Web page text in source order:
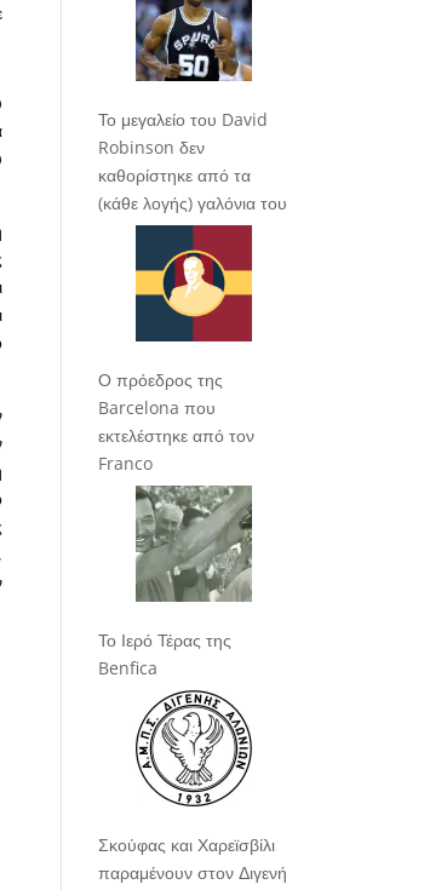
Το μεγαλείο του David
Robinson δεν
καθορίστηκε από τα
(κάθε λογής) γαλόνια του
Ο πρόεδρος της
Barcelona που
εκτελέστηκε από τον
Franco
Το Ιερό Τέρας της
Benfica
Σκούφας και Χαρεϊσβίλι
παραμένουν στον Διγενή